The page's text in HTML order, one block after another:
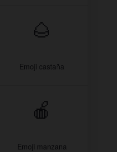
🌰
Emoji castaña
🍎
Emoji manzana